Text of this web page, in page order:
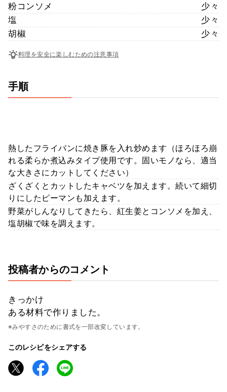
粉コンソメ
少々
塩
少々
胡椒
少々
料理を安全に楽しむための注意事項
手順
熱したフライパンに焼き豚を入れ炒めます（ほろほろ崩
れる柔らか煮込みタイプ使用です。固いモノなら、適当
な大きさにカットしてください）
ざくざくとカットしたキャベツを加えます。続いて細切
りにしたピーマンも加えます。
野菜がしんなりしてきたら、紅生姜とコンソメを加え、
塩胡椒で味を調えます。
投稿者からのコメント
きっかけ
ある材料で作りました。
※みやすさのために書式を一部改変しています。
このレシピをシェアする